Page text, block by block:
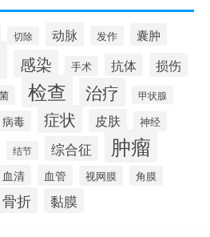
切除 动脉 发作 囊肿
感染 手术 抗体 损伤
检查 治疗 甲状腺
病毒 症状 皮肤 神经
结节 综合征 肿瘤
血清 血管 视网膜 角膜
骨折 黏膜